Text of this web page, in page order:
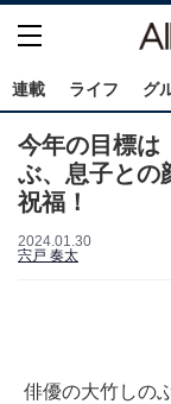
連載 ライフ グ
今年の目標は
ぶ、息子との
祝福！
2024.01.30
宍戸 奏太
俳優の大竹しの